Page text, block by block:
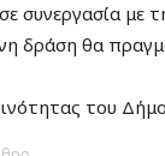
συνεργασία με
δράση θα
του